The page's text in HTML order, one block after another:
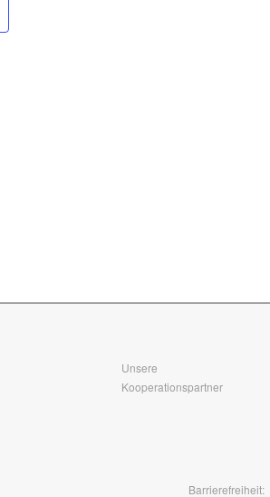
Unsere
Kooperationspartner
Barrierefreiheit: